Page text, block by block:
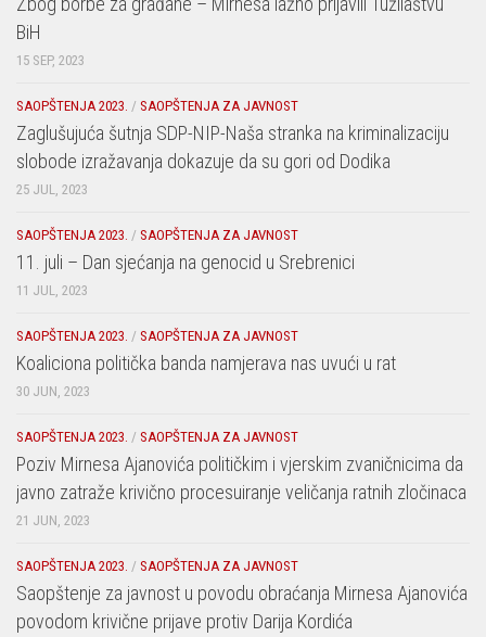
BiH
15 SEP, 2023
SAOPŠTENJA 2023. / SAOPŠTENJA ZA JAVNOST
Zaglušujuća šutnja SDP-NIP-Naša stranka na kriminalizaciju
slobode izražavanja dokazuje da su gori od Dodika
25 JUL, 2023
SAOPŠTENJA 2023. / SAOPŠTENJA ZA JAVNOST
11. juli – Dan sjećanja na genocid u Srebrenici
11 JUL, 2023
SAOPŠTENJA 2023. / SAOPŠTENJA ZA JAVNOST
Koaliciona politička banda namjerava nas uvući u rat
30 JUN, 2023
SAOPŠTENJA 2023. / SAOPŠTENJA ZA JAVNOST
Poziv Mirnesa Ajanovića političkim i vjerskim zvaničnicima da
javno zatraže krivično procesuiranje veličanja ratnih zločinaca
21 JUN, 2023
SAOPŠTENJA 2023. / SAOPŠTENJA ZA JAVNOST
Saopštenje za javnost u povodu obraćanja Mirnesa Ajanovića
povodom krivične prijave protiv Darija Kordića